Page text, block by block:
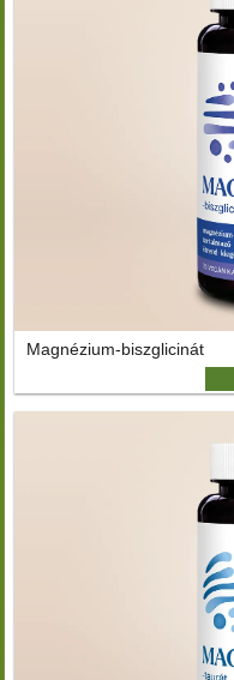
Magnézium-biszglicinát